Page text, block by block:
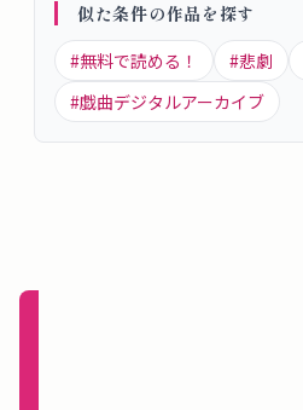
概
要
似た条件の作品を探す
#無料で読める！ #悲劇
#戯曲デジタルアーカイブ